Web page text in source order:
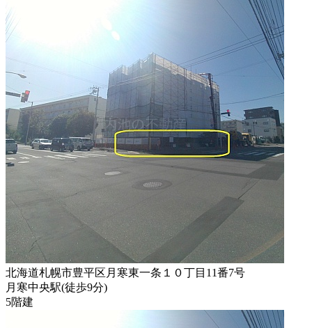
北海道札幌市豊平区月寒東一条１０丁目11番7号
月寒中央駅(徒歩9分)
5階建